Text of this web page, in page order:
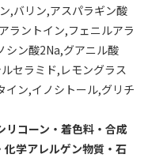
,バリン,アスパラギン酸
ラントイン,フェニルアラ
シン酸2Na,グアニル酸
セラミド,レモングラス
イン,イノシトール,グリチ
コーン・着色料・合成
学アレルゲン物質・石